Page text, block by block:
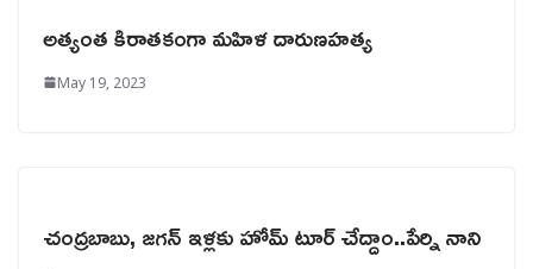
అత్యంత కిరాతకంగా మహిళ దారుణహత్య
May 19, 2023
చంద్రబాబు, జగన్ ఇళ్లకు హోమ్ టూర్ చేద్దాం..పేర్ని నాని